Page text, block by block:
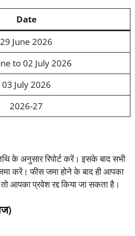
Date
29 June 2026
to 02 July 2026
03 July 2026
2026-27
के अनुसार रिपोर्ट करें। इसके बाद सभी
जमा करें। फीस जमा होने के बाद ही आपका
आपका प्रवेश रद्द किया जा सकता है।